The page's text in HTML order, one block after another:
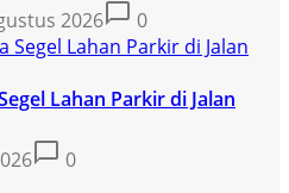
2026 0
Lahan Parkir di Jalan
0